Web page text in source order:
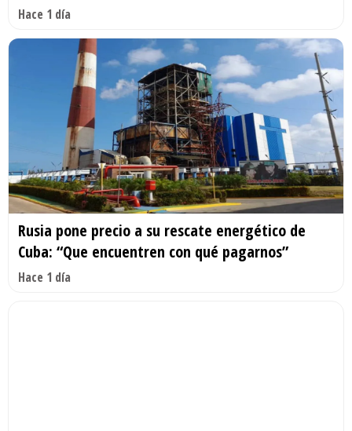
Hace 1 día
Rusia pone precio a su rescate energético de
Cuba: “Que encuentren con qué pagarnos”
Hace 1 día